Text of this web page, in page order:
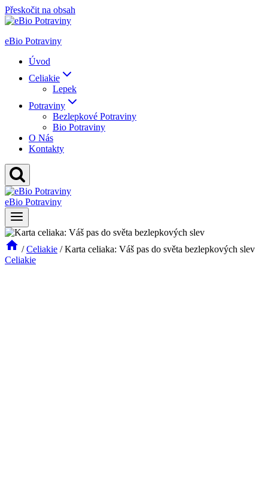
Přeskočit na obsah
eBio Potraviny
Úvod
Celiakie
Lepek
Potraviny
Bezlepkové Potraviny
Bio Potraviny
O Nás
Kontakty
eBio Potraviny
/ Celiakie / Karta celiaka: Váš pas do světa bezlepkových slev
Celiakie